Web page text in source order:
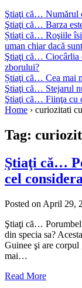
Ştiaţi că… Numărul
Ştiaţi că… Barza
Știați că… Roşiile îsi
uman chiar dacă
Ştiaţi că… Ciocârlia
zborului?
Știaţi că… Cea mai
Ştiaţi că… Stejarul
Ştiaţi că… Fiinţa cu
Home › curiozitati
Tag:
Ştiaţi că…
cel
Posted on April 29,
Ştiaţi că…
din specia sa?
Guinee şi are
mai…
Read More